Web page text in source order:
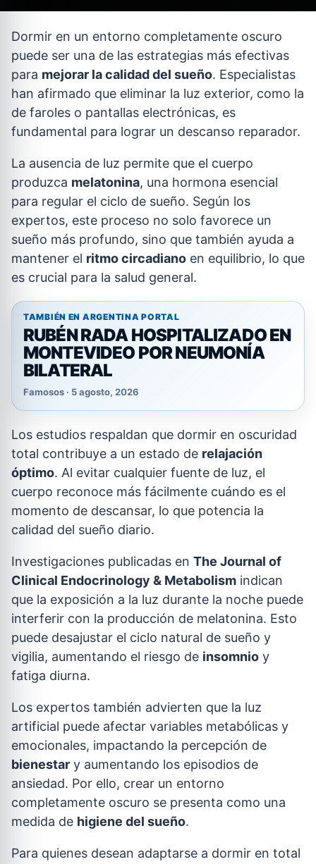
Dormir en un entorno completamente oscuro
puede ser una de las estrategias más efectivas
para mejorar la calidad del sueño. Especialistas
han afirmado que eliminar la luz exterior, como la
de faroles o pantallas electrónicas, es
fundamental para lograr un descanso reparador.
La ausencia de luz permite que el cuerpo
produzca melatonina, una hormona esencial
para regular el ciclo de sueño. Según los
expertos, este proceso no solo favorece un
sueño más profundo, sino que también ayuda a
mantener el ritmo circadiano en equilibrio, lo que
es crucial para la salud general.
TAMBIÉN EN ARGENTINA PORTAL
RUBÉN RADA HOSPITALIZADO EN
MONTEVIDEO POR NEUMONÍA
BILATERAL
Famosos · 5 agosto, 2026
Los estudios respaldan que dormir en oscuridad
total contribuye a un estado de relajación
óptimo. Al evitar cualquier fuente de luz, el
cuerpo reconoce más fácilmente cuándo es el
momento de descansar, lo que potencia la
calidad del sueño diario.
Investigaciones publicadas en The Journal of
Clinical Endocrinology & Metabolism indican
que la exposición a la luz durante la noche puede
interferir con la producción de melatonina. Esto
puede desajustar el ciclo natural de sueño y
vigilia, aumentando el riesgo de insomnio y
fatiga diurna.
Los expertos también advierten que la luz
artificial puede afectar variables metabólicas y
emocionales, impactando la percepción de
bienestar y aumentando los episodios de
ansiedad. Por ello, crear un entorno
completamente oscuro se presenta como una
medida de higiene del sueño.
Para quienes desean adaptarse a dormir en total